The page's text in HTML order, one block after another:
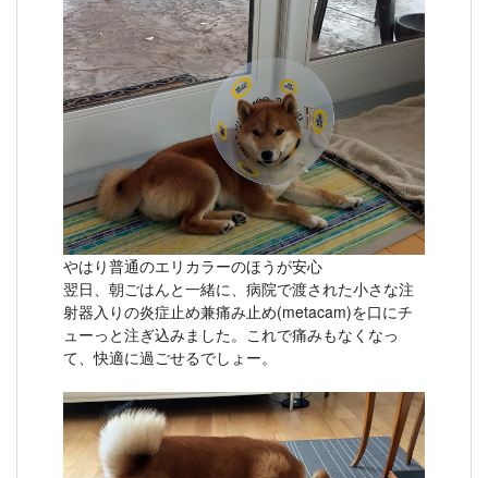
やはり普通のエリカラーのほうが安心
翌日、朝ごはんと一緒に、病院で渡された小さな注
射器入りの炎症止め兼痛み止め(metacam)を口にチ
ューっと注ぎ込みました。これで痛みもなくなっ
て、快適に過ごせるでしょー。